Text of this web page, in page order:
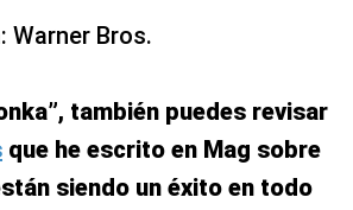
Warner Bros.
también puedes revisar
que he escrito en Mag sobre
siendo un éxito en todo